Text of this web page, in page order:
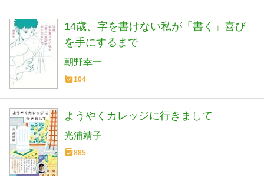
14歳、字を書けない私が「書く」喜び
を手にするまで
朝野幸一
104
ようやくカレッジに行きまして
光浦靖子
885